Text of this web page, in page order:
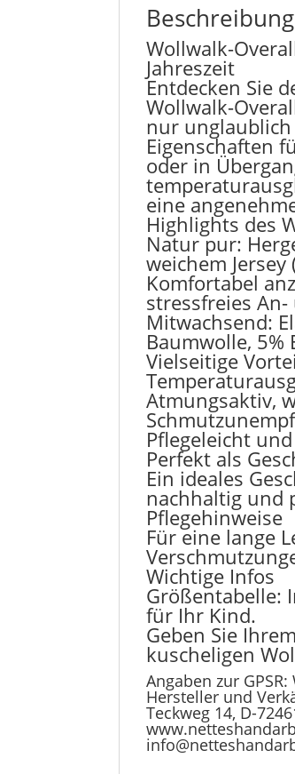
Beschreibung
Wollwalk-
Jahreszeit
Entdecken Sie
Wollwalk-
nur
Eigenschaften
oder in
eine
Highlights des
Natur pur:
weichem
Komfortabel
stressfreies
Mitwachsend:
Baumwolle,
Vielseitige
Atmungsaktiv,
Pflegeleicht
Perfekt als
Ein ideales
nachhaltig und
Pflegehinweise
Für eine lange
Wichtige Infos
Größentabelle:
für Ihr Kind.
Geben Sie
kuscheligen
Angaben zur GPSR:
Hersteller und
Teckweg 14, D-